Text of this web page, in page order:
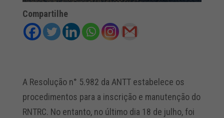
Compartilhe
A Resolução n° 5.982 da ANTT estabelece os
procedimentos para a inscrição e manutenção do
RNTRC. No entanto, no último dia 18 de julho, foi